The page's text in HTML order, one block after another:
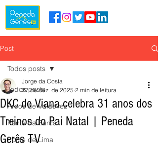
Post
Todos posts
Arcos de Valdevez
Ponte da Barca
Ponte de Lima
Todos posts
DKC de Viana celebra 31 anos dos
Treinos do Pai Natal | Peneda
Gerês TV
Jorge da Costa
27 de dez. de 2025 2 min de leitura